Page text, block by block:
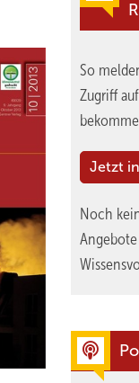
So
Zugriff
Jetzt
Noch